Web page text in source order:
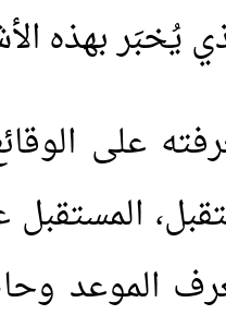
يُخبَر بهذه
الوقائع
المستقبل
الموعد